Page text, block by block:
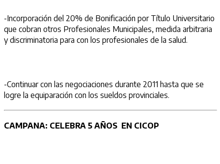
-Incorporación del 20% de Bonificación por Título Universitario
que cobran otros Profesionales Municipales, medida arbitraria
y discriminatoria para con los profesionales de la salud.
-Continuar con las negociaciones durante 2011 hasta que se
logre la equiparación con los sueldos provinciales.
CAMPANA: CELEBRA 5 AÑOS EN CICOP